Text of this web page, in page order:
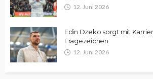
12. Juni 2026
Edin Dzeko sorgt mit
Fragezeichen
12. Juni 2026